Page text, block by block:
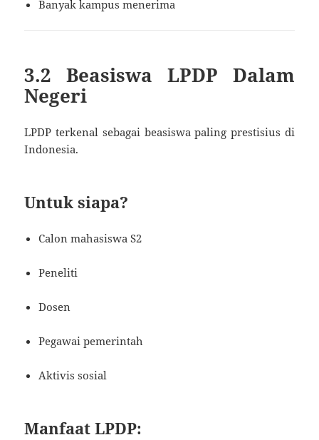
Banyak kampus menerima
3.2 Beasiswa LPDP Dalam
Negeri
LPDP terkenal sebagai beasiswa paling prestisius di
Indonesia.
Untuk siapa?
Calon mahasiswa S2
Peneliti
Dosen
Pegawai pemerintah
Aktivis sosial
Manfaat LPDP: